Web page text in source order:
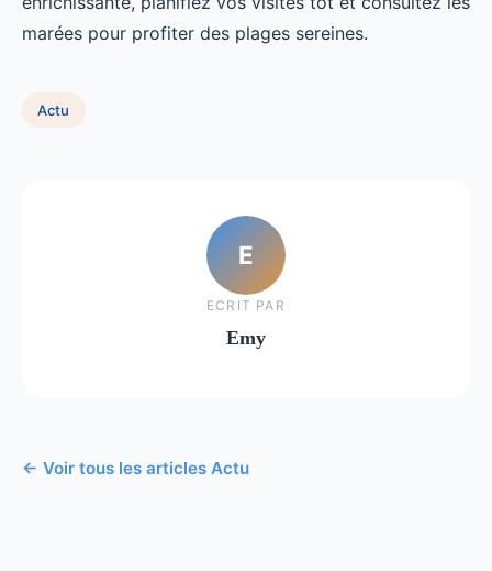
marées pour profiter des plages sereines.
Actu
E
ECRIT PAR
Emy
← Voir tous les articles Actu